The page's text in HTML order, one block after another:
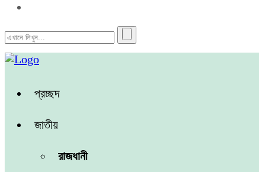
প্রচ্ছদ
জাতীয়
রাজধানী